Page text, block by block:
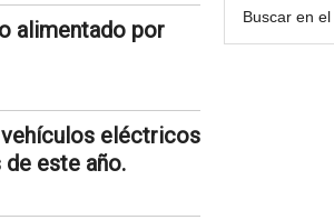
alimentado por
vehículos eléctricos
de este año.